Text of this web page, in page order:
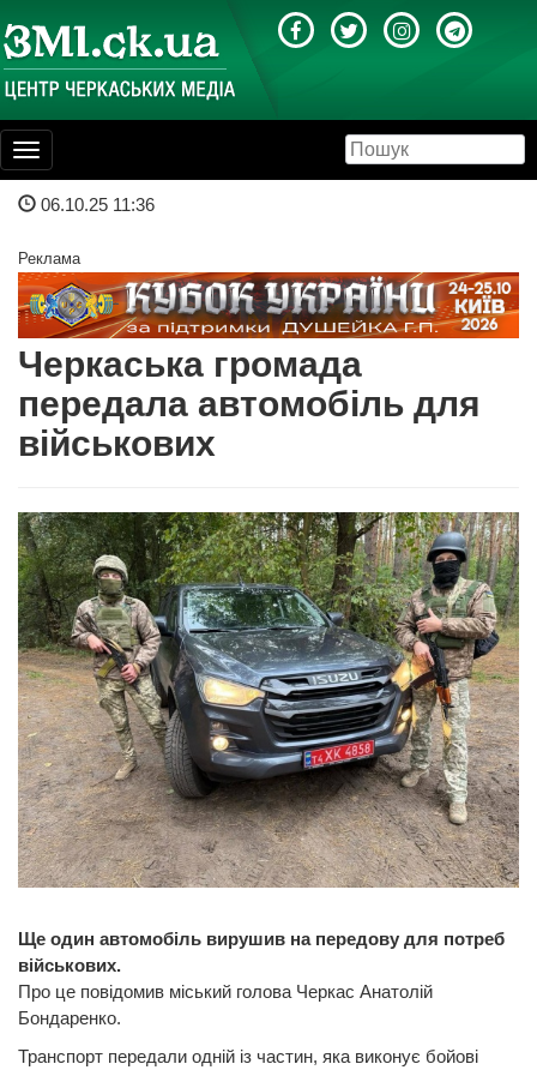
Toggle
navigation
06.10.25 11:36
Реклама
Черкаська громада
передала автомобіль для
військових
Ще один автомобіль вирушив на передову для потреб
військових.
Про це повідомив міський голова Черкас Анатолій
Бондаренко.
Транспорт передали одній із частин, яка виконує бойові